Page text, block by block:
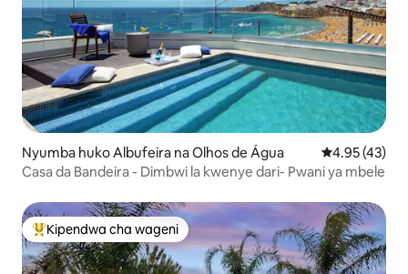
Nyumba huko Albufeira na Olhos de Água Ukadiriaji wa
4.95 (43)
Casa da Bandeira - Dimbwi la kwenye dari- Pwani ya mbele
Kipendwa maarufu cha wageni
Kipendwa cha wageni